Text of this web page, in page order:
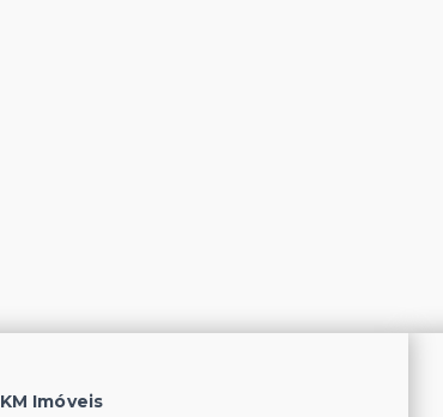
KM Imóveis